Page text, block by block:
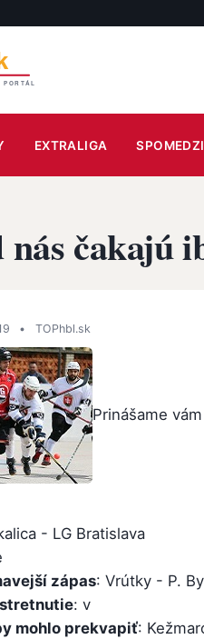
EXTRALIGA
nás čakajú
• TOPhbl.sk
Prinášame
- LG Bratislava
zápas: Vrútky - P.
: v
mohlo prekvapiť: